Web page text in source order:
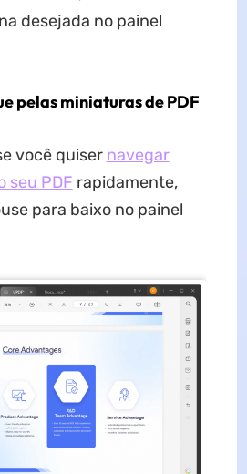
desejada no painel
pelas miniaturas de PDF
você quiser navegar
seu PDF rapidamente,
para baixo no painel